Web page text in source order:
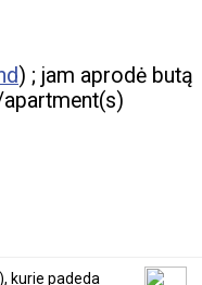
kurie padeda
) ; jam aprodė butą